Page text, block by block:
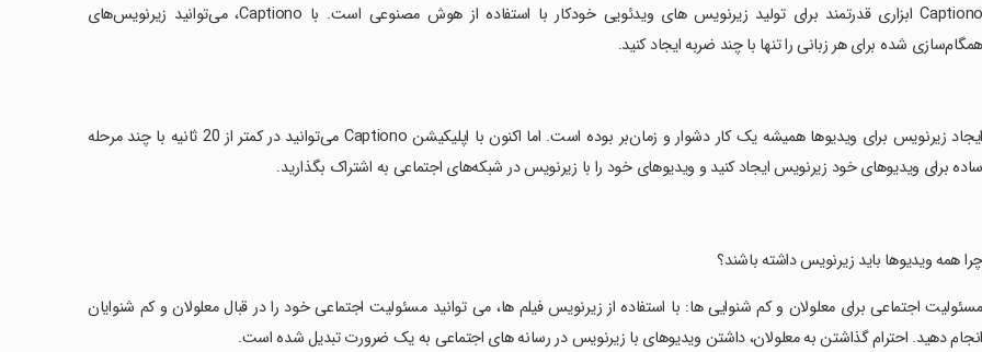
‏Captiono ابزاری قدرتمند برای تولید زیرنویس های ویدئویی خودکار با استفاده از هوش مصنوعی است. با Captiono، می‌توانید زیرنویس‌های
همگام‌سازی شده برای هر زبانی را تنها با چند ضربه ایجاد کنید.
‏ایجاد زیرنویس برای ویدیوها همیشه یک کار دشوار و زمان‌بر بوده است. اما اکنون با اپلیکیشن Captiono می‌توانید در کمتر از 20 ثانیه با چند مرحله
ساده برای ویدیوهای خود زیرنویس ایجاد کنید و ویدیوهای خود را با زیرنویس در شبکه‌های اجتماعی به اشتراک بگذارید.
‏چرا همه ویدیوها باید زیرنویس داشته باشند؟
‏مسئولیت اجتماعی برای معلولان و کم شنوایی ها: با استفاده از زیرنویس فیلم ها، می توانید مسئولیت اجتماعی خود را در قبال معلولان و کم شنوایان
انجام دهید. احترام گذاشتن به معلولان، داشتن ویدیوهای با زیرنویس در رسانه های اجتماعی به یک ضرورت تبدیل شده است.